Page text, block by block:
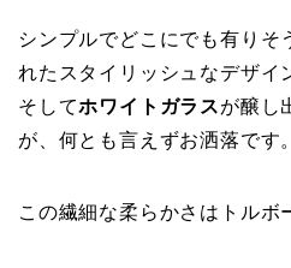
シンプルでどこにでも有りそ
れたスタイリッシュなデザイ
そしてホワイトガラスが醸し
が、何とも言えずお洒落です。
この繊細な柔らかさはトルボ